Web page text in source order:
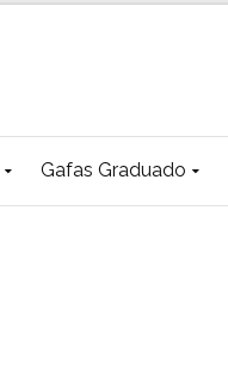
Gafas Graduado